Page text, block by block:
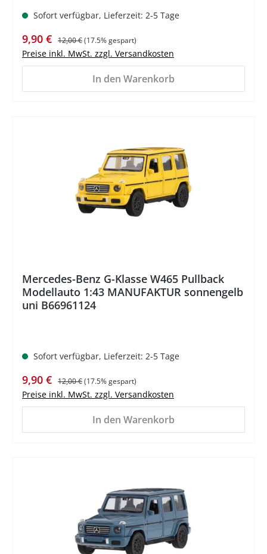
Sofort verfügbar, Lieferzeit: 2-5 Tage
Verkaufspreis:
9,90 € Regulärer Preis:
12,00 €(17.5% gespart)
Preise inkl. MwSt. zzgl. Versandkosten
In den Warenkorb
Mercedes-Benz G-Klasse W465 Pullback
Modellauto 1:43 MANUFAKTUR sonnengelb
uni B66961124
Sofort verfügbar, Lieferzeit: 2-5 Tage
Verkaufspreis:
9,90 € Regulärer Preis:
12,00 €(17.5% gespart)
Preise inkl. MwSt. zzgl. Versandkosten
In den Warenkorb